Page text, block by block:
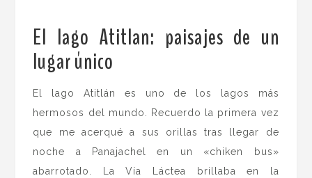
El lago Atitlan: paisajes de un
lugar único
El lago Atitlán es uno de los lagos más
hermosos del mundo. Recuerdo la primera vez
que me acerqué a sus orillas tras llegar de
noche a Panajachel en un «chiken bus»
abarrotado. La Vía Láctea brillaba en la